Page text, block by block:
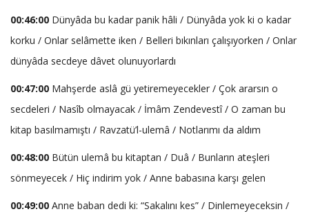
00:46:00 Dünyâda bu kadar panik hâli / Dünyâda yok ki o kadar
korku / Onlar selâmette iken / Belleri bıkınları çalışıyorken / Onlar
dünyâda secdeye dâvet olunuyorlardı
00:47:00 Mahşerde aslâ gü yetiremeyecekler / Çok ararsın o
secdeleri / Nasîb olmayacak / İmâm Zendevestî / O zaman bu
kitap basılmamıştı / Ravzatü’l-ulemâ / Notlarımı da aldım
00:48:00 Bütün ulemâ bu kitaptan / Duâ / Bunların ateşleri
sönmeyecek / Hiç indirim yok / Anne babasına karşı gelen
00:49:00 Anne baban dedi ki: “Sakalını kes” / Dinlemeyeceksin /